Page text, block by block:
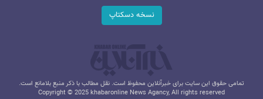
نسخه دسکتاپ
تمامی حقوق این سایت برای خبرآنلاین محفوظ است. نقل مطالب با ذکر منبع بلامانع است.
Copyright © 2025 khabaronline News Agancy, All rights reserved